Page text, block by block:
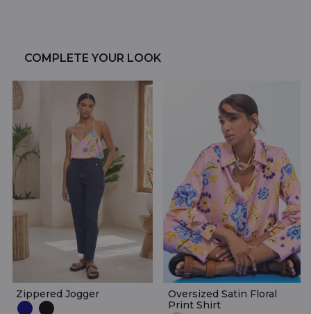
COMPLETE YOUR LOOK
Zippered Jogger
Oversized Satin Floral
Print Shirt